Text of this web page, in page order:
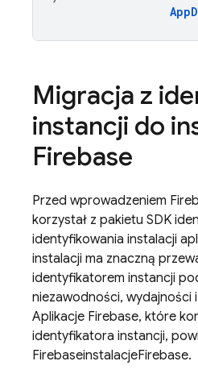
Migracja z
instancji do
Firebase
Przed wprowadzeniem
korzystał z pakietu SDK
identyfikowania instalacji
instalacji ma znaczną
identyfikatorem instancji
niezawodności, wydajności
Aplikacje Firebase, które
identyfikatora instancji,
FirebaseinstalacjeFirebase.